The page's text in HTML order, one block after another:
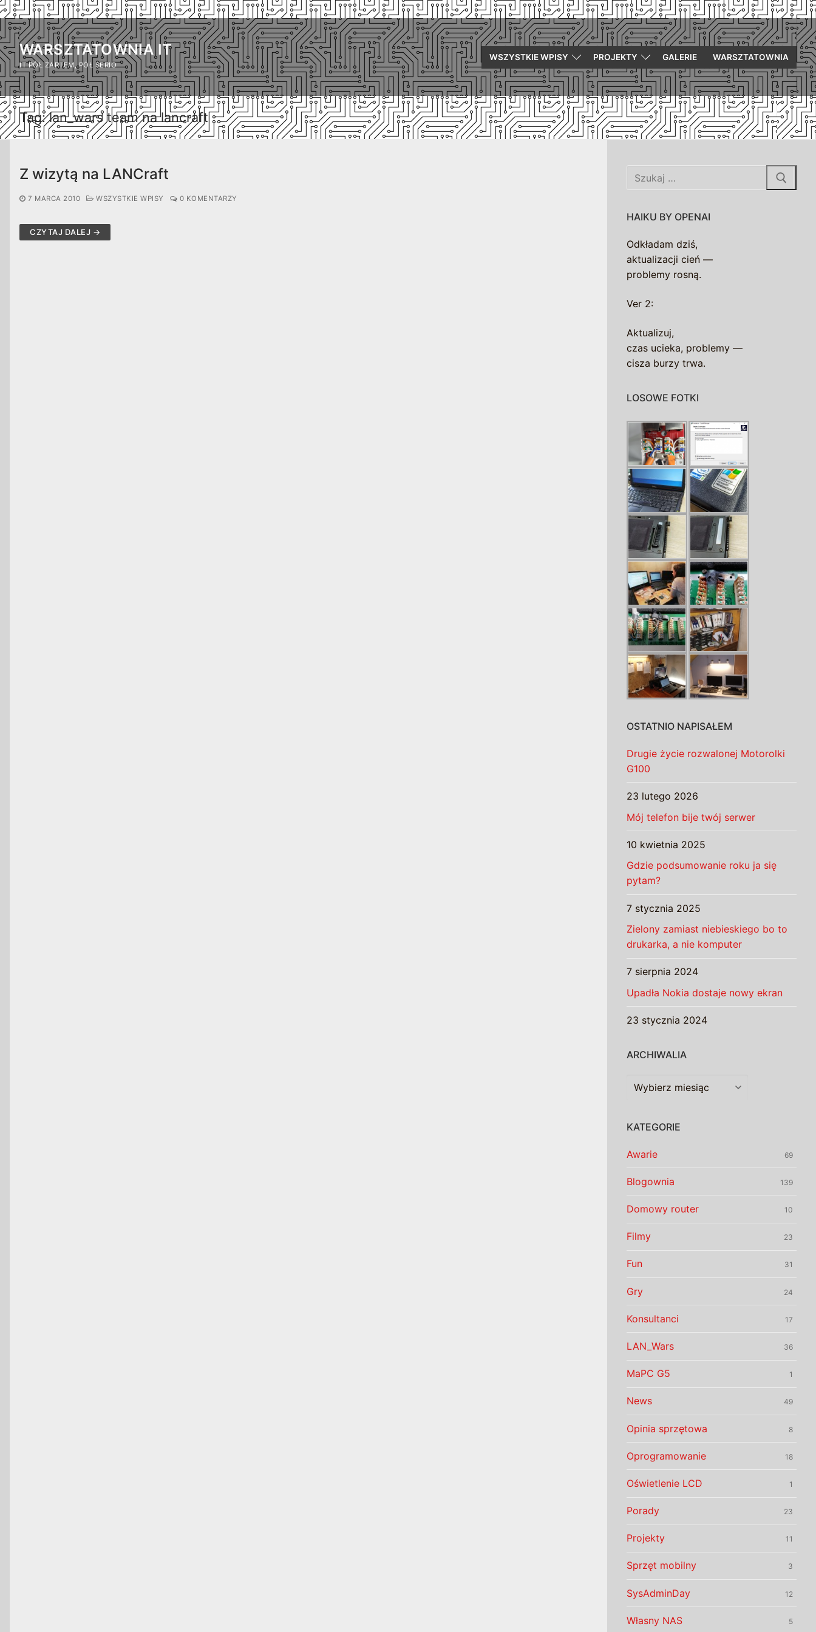
Przejdź
do
treściWARSZTATOWNIA IT
IT PÓŁ ŻARTEM, PÓŁ SERIO
WSZYSTKIE WPISY PROJEKTY GALERIE WARSZTATOWNIA
Tag:lan_wars team na lancraft
Z wizytą na LANCraft
7 MARCA 2010 WSZYSTKIE WPISY 0 KOMENTARZY
CZYTAJ DALEJ →
Szukaj:
HAIKU BY OPENAI
Odkładam dziś,
aktualizacji cień —
problemy rosną.
Ver 2:
Aktualizuj,
czas ucieka, problemy —
cisza burzy trwa.
LOSOWE FOTKI
OSTATNIO NAPISAŁEM
Drugie życie rozwalonej Motorolki
G100
23 lutego 2026
Mój telefon bije twój serwer
10 kwietnia 2025
Gdzie podsumowanie roku ja się
pytam?
7 stycznia 2025
Zielony zamiast niebieskiego bo to
drukarka, a nie komputer
7 sierpnia 2024
Upadła Nokia dostaje nowy ekran
23 stycznia 2024
ARCHIWALIA
Archiwalia
KATEGORIE
Awarie 69
Blogownia 139
Domowy router 10
Filmy 23
Fun 31
Gry 24
Konsultanci 17
LAN_Wars 36
MaPC G5 1
News 49
Opinia sprzętowa 8
Oprogramowanie 18
Oświetlenie LCD 1
Porady 23
Projekty 11
Sprzęt mobilny 3
SysAdminDay 12
Własny NAS 5